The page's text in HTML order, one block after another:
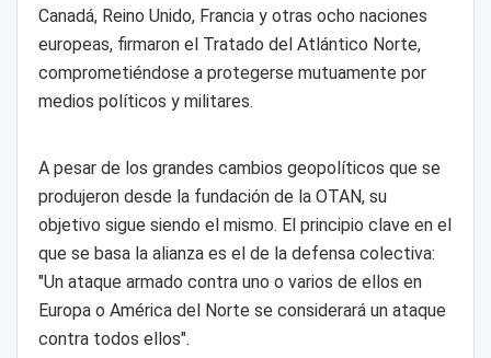
Canadá, Reino Unido, Francia y otras ocho naciones
europeas, firmaron el Tratado del Atlántico Norte,
comprometiéndose a protegerse mutuamente por
medios políticos y militares.
A pesar de los grandes cambios geopolíticos que se
produjeron desde la fundación de la OTAN, su
objetivo sigue siendo el mismo. El principio clave en el
que se basa la alianza es el de la defensa colectiva:
"Un ataque armado contra uno o varios de ellos en
Europa o América del Norte se considerará un ataque
contra todos ellos".